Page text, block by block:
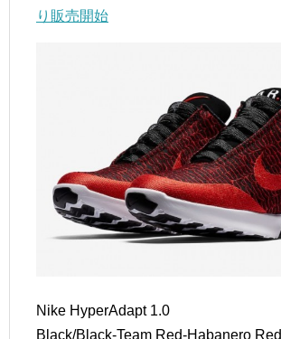
り販売開始
Nike HyperAdapt 1.0
Black/Black-Team Red-Habanero Red